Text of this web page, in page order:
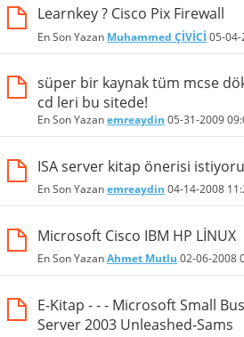
Learnkey ? Cisco Pix Firewall
En Son Yazan Muhammed ÇİVİCİ 05-
süper bir kaynak tüm mcse
cd leri bu sitede!
En Son Yazanemreaydin 05-31-2009
ISA server kitap önerisi
En Son Yazanemreaydin 04-14-2008
Microsoft Cisco IBM HP LİNUX
En Son YazanAhmet Mutlu 02-06-2008
E-Kitap - - - Microsoft Small
Server 2003 Unleashed-Sams